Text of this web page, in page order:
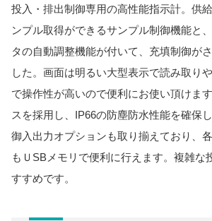
投入・排出制御専用の高性能指示計。供
ンプル取得ができるサンプル制御機能と
タの自動調整機能が付いて、充填制御が
した。画面は明るい大型表示で読み取り
で操作性が高いので便利にお使い頂けま
スを採用し、IP66の防塵防水性能を確保
御入出力オプションも取り揃えており、
もＵSBメモリで便利に行えます。複雑な
すすめです。